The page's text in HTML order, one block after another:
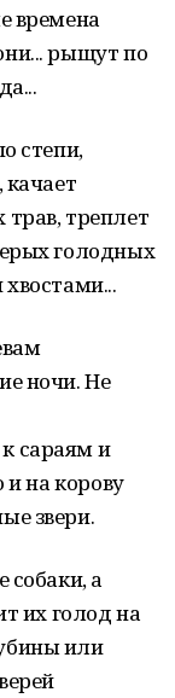
времена
рыщут по
степи,
качает
треплет
голодных
ночи. Не
сараям и
и на корову
звери.
собаки, а
их голод на
или